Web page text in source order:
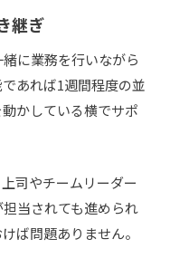
継ぎ
に業務を行いながら
あれば1週間程度の並
かしている横でサポ
司やチームリーダー
当されても進められ
ば問題ありません。